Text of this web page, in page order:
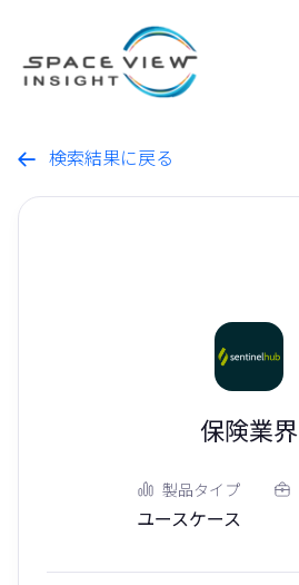
 検索結果に戻る
保険業界
製品タイプ
ユースケース